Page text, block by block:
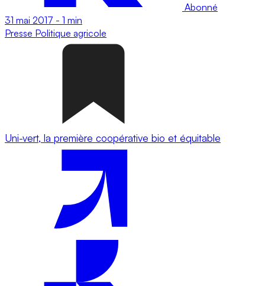
Abonné
31 mai 2017 - 1 min
Presse Politique agricole
Uni-vert, la première coopérative bio et équitable